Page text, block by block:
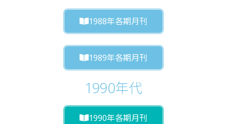
1988年各期月刊
1989年各期月刊
1990年代
1990年各期月刊